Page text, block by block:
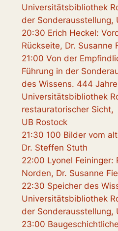
Universitätsbibliothek
der Sonderausstellung,
20:30 Erich Heckel:
Rückseite, Dr. Susanne
21:00 Von der
Führung in der
des Wissens. 444 Jahre
Universitätsbibliothek
restauratorischer
UB Rostock
21:30 100 Bilder vom
Dr. Steffen Stuth
22:00 Lyonel Feininger:
Norden, Dr. Susanne
22:30 Speicher des
Universitätsbibliothek
der Sonderausstellung,
23:00